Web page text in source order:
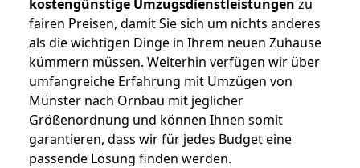
kostengünstige Umzugsdienstleistungen zu
fairen Preisen, damit Sie sich um nichts anderes
als die wichtigen Dinge in Ihrem neuen Zuhause
kümmern müssen. Weiterhin verfügen wir über
umfangreiche Erfahrung mit Umzügen von
Münster nach Ornbau mit jeglicher
Größenordnung und können Ihnen somit
garantieren, dass wir für jedes Budget eine
passende Lösung finden werden.